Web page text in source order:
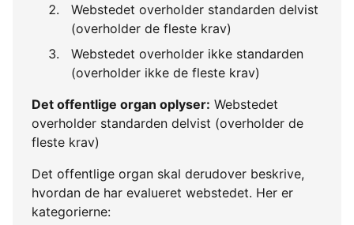
Webstedet overholder standarden delvist
(overholder de fleste krav)
Webstedet overholder ikke standarden
(overholder ikke de fleste krav)
Det offentlige organ oplyser: Webstedet
overholder standarden delvist (overholder de
fleste krav)
Det offentlige organ skal derudover beskrive,
hvordan de har evalueret webstedet. Her er
kategorierne: